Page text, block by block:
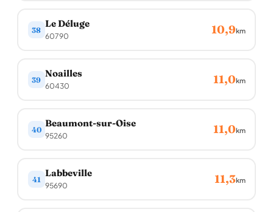
38
Le Déluge
60790 10,9km
39
Noailles
60430 11,0km
40
Beaumont-sur-Oise
95260 11,0km
41
Labbeville
95690 11,3km